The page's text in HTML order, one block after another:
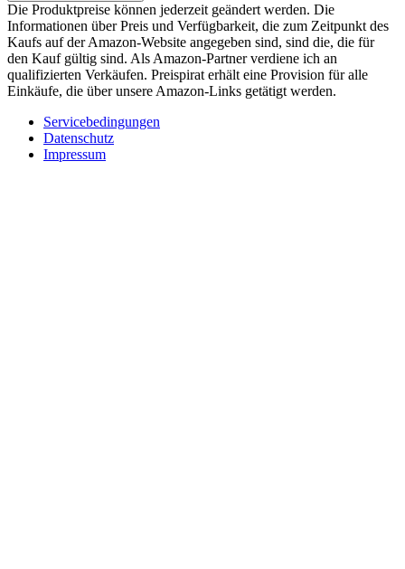
Die Produktpreise können jederzeit geändert werden. Die
Informationen über Preis und Verfügbarkeit, die zum Zeitpunkt des
Kaufs auf der Amazon-Website angegeben sind, sind die, die für
den Kauf gültig sind. Als Amazon-Partner verdiene ich an
qualifizierten Verkäufen. Preispirat erhält eine Provision für alle
Einkäufe, die über unsere Amazon-Links getätigt werden.
Servicebedingungen
Datenschutz
Impressum